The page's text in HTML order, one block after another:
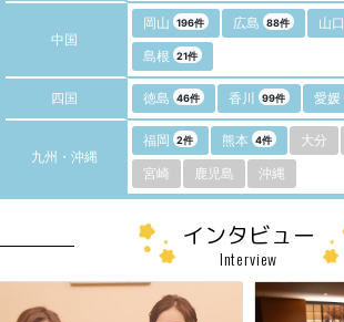
中国
岡山 196件 広島 88件 山口
島根 21件
四国 徳島 46件 香川 99件 愛媛
九州・沖縄
福岡 2件 熊本 4件 大分
宮崎
鹿児島 沖縄
インタビュー
Interview